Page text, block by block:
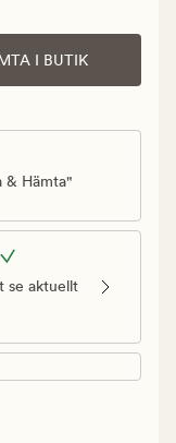
I BUTIK
& Hämta"
se aktuellt